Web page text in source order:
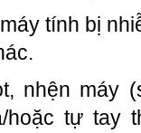
tính bị
nhện máy
tự tay